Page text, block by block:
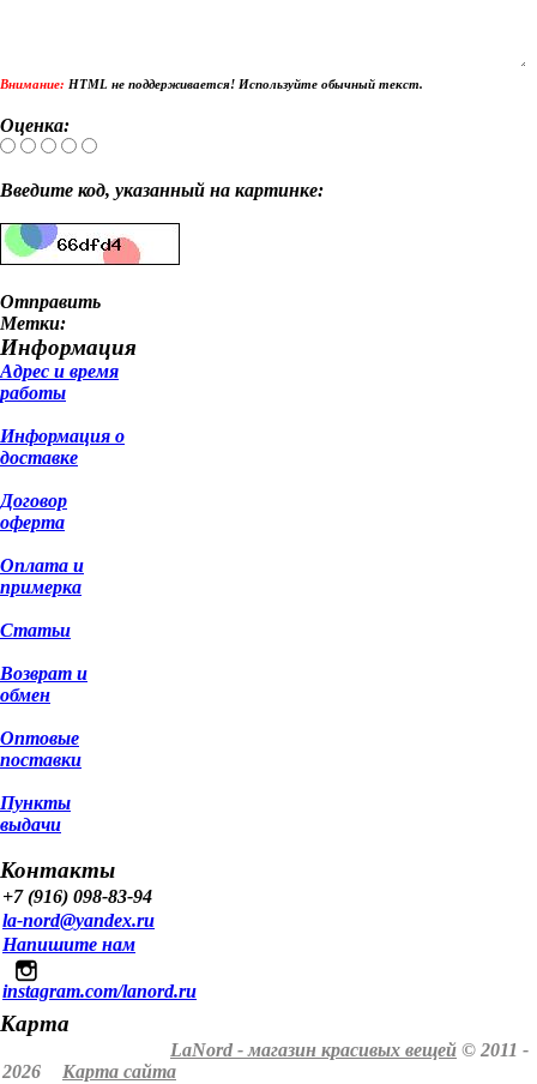
Внимание: HTML не поддерживается! Используйте обычный текст.
Оценка:
Введите код, указанный на картинке:
Отправить
Метки:
Информация
Адрес и время
работы
Информация о
доставке
Договор
оферта
Оплата и
примерка
Статьи
Возврат и
обмен
Оптовые
поставки
Пункты
выдачи
Контакты
+7 (916) 098-83-94
la-nord@yandex.ru
Напишите нам
instagram.com/lanord.ru
Карта
LaNord - магазин красивых вещей © 2011 -
2026
Карта сайта